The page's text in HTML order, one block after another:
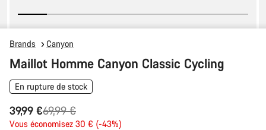
Brands Canyon
Maillot Homme Canyon Classic Cycling
En rupture de stock
39,99 €
Prix
69,99 €
Vous économisez 30 € (-43%)